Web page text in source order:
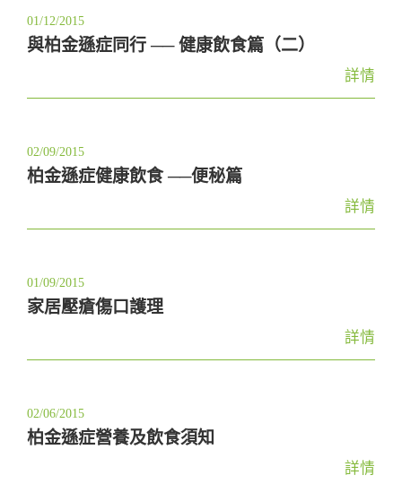
01/12/2015
與柏金遜症同行 ── 健康飲食篇（二）
詳情
02/09/2015
柏金遜症健康飲食 ──便秘篇
詳情
01/09/2015
家居壓瘡傷口護理
詳情
02/06/2015
柏金遜症營養及飲食須知
詳情